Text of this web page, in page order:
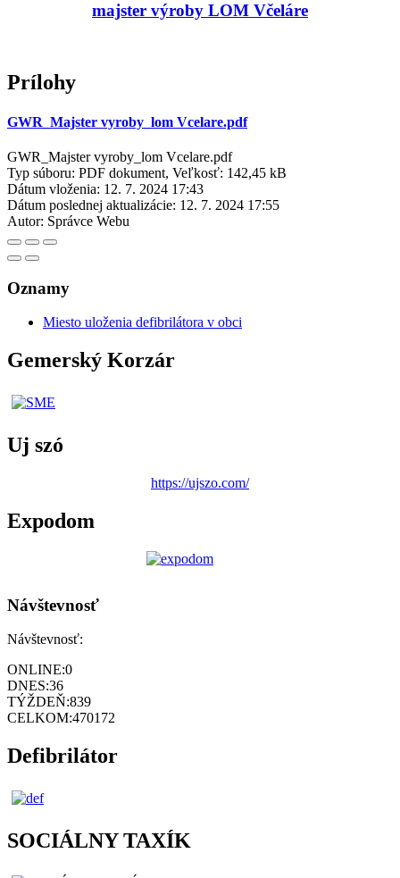
majster výroby LOM Včeláre
Prílohy
GWR_Majster vyroby_lom Vcelare.pdf
GWR_Majster vyroby_lom Vcelare.pdf
Typ súboru: PDF dokument, Veľkosť: 142,45 kB
Dátum vloženia: 12. 7. 2024 17:43
Dátum poslednej aktualizácie: 12. 7. 2024 17:55
Autor: Správce Webu
Oznamy
Miesto uloženia defibrilátora v obci
Gemerský Korzár
Uj szó
https://ujszo.com/
Expodom
Návštevnosť
Návštevnosť:
ONLINE:0
DNES:36
TÝŽDEŇ:839
CELKOM:470172
Defibrilátor
SOCIÁLNY TAXÍK